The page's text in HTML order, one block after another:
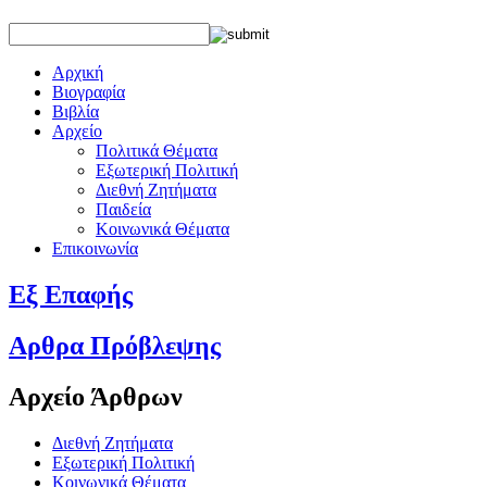
Αρχική
Βιογραφία
Βιβλία
Αρχείο
Πολιτικά Θέματα
Εξωτερική Πολιτική
Διεθνή Ζητήματα
Παιδεία
Κοινωνικά Θέματα
Επικοινωνία
Εξ Επαφής
Αρθρα Πρόβλεψης
Αρχείο Άρθρων
Διεθνή Ζητήματα
Εξωτερική Πολιτική
Κοινωνικά Θέματα